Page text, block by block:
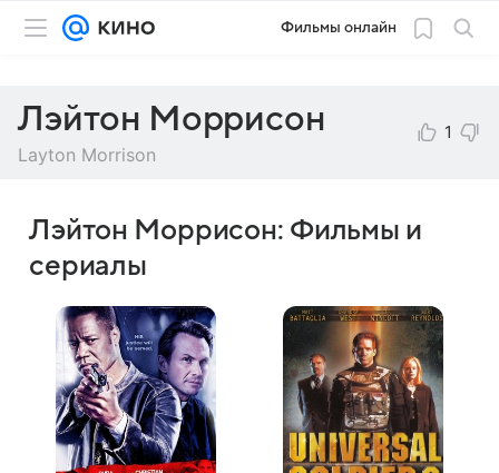
Фильмы онлайн
Лэйтон Моррисон
Layton Morrison
1
Лэйтон Моррисон: Фильмы и
сериалы